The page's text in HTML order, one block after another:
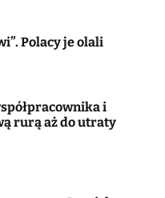
Polacy je olali
i
rurą aż do utraty